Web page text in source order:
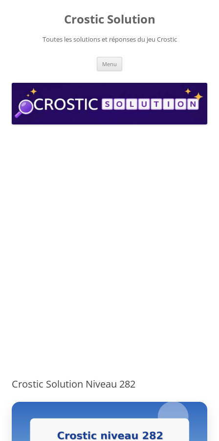
Crostic Solution
Toutes les solutions et réponses du jeu Crostic
Menu
Crostic Solution Niveau 282